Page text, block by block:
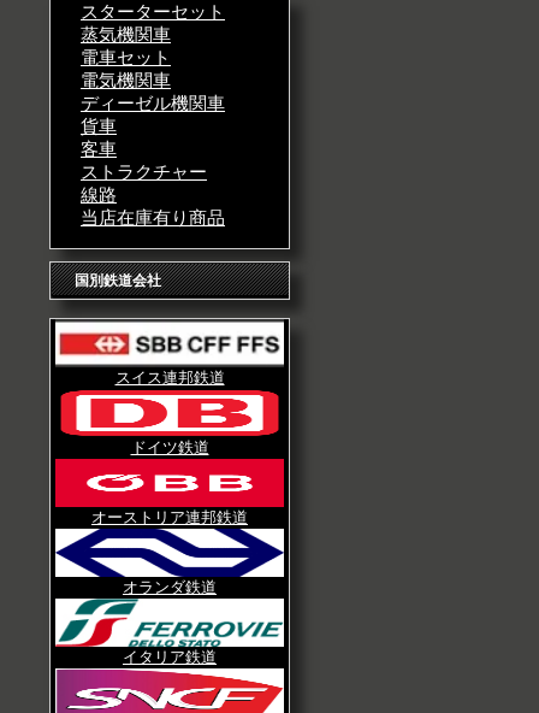
スターターセット
蒸気機関車
電車セット
電気機関車
ディーゼル機関車
貨車
客車
ストラクチャー
線路
当店在庫有り商品
国別鉄道会社
スイス連邦鉄道
ドイツ鉄道
オーストリア連邦鉄道
オランダ鉄道
イタリア鉄道